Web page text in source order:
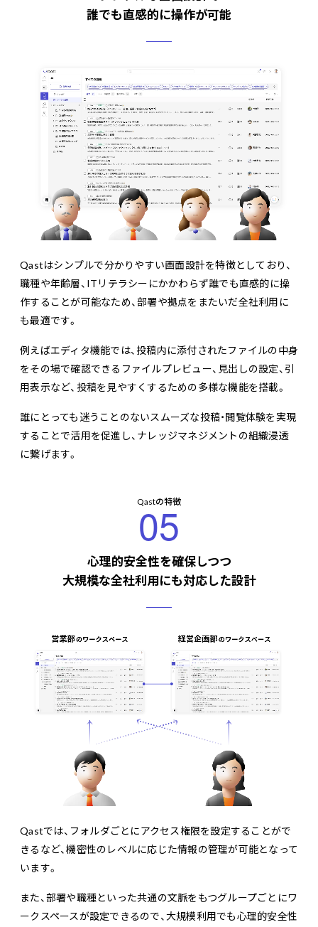
誰でも直感的に操作が可能
Qastはシンプルで分かりやすい画面設計を特徴としており、
職種や年齢層、ITリテラシーにかかわらず誰でも直感的に操
作することが可能なため、部署や拠点をまたいだ全社利用に
も最適です。
例えばエディタ機能では、投稿内に添付されたファイルの中身
をその場で確認できるファイルプレビュー、見出しの設定、引
用表示など、投稿を見やすくするための多様な機能を搭載。
誰にとっても迷うことのないスムーズな投稿・閲覧体験を実現
することで活用を促進し、ナレッジマネジメントの組織浸透
に繋げます。
Qastの特徴
05
心理的安全性を確保しつつ
大規模な全社利用にも対応した設計
Qastでは、フォルダごとにアクセス権限を設定することがで
きるなど、機密性のレベルに応じた情報の管理が可能となって
います。
また、部署や職種といった共通の文脈をもつグループごとにワ
ークスペースが設定できるので、大規模利用でも心理的安全性